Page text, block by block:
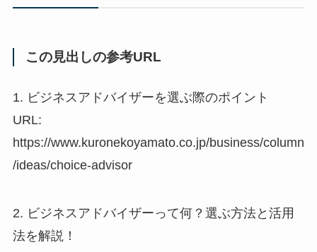
この見出しの参考URL
1. ビジネスアドバイザーを選ぶ際のポイント
URL:
https://www.kuronekoyamato.co.jp/business/column
/ideas/choice-advisor
2. ビジネスアドバイザーって何？選ぶ方法と活用
法を解説！